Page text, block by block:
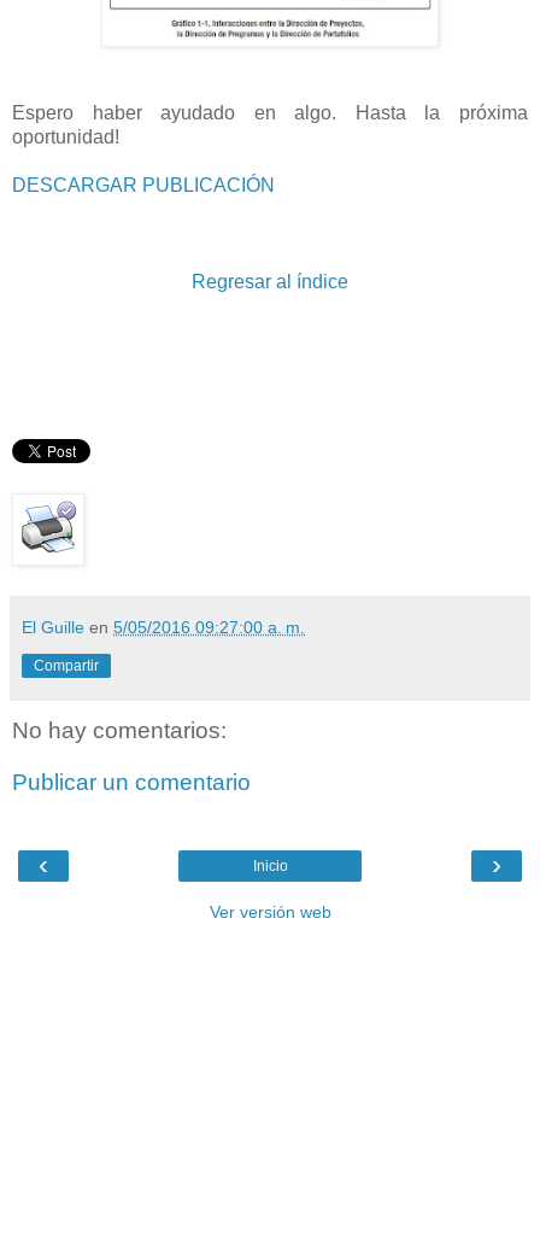
Espero haber ayudado en algo. Hasta la próxima
oportunidad!
DESCARGAR PUBLICACIÓN
Regresar al índice
El Guille en 5/05/2016 09:27:00 a. m.
Compartir
No hay comentarios:
Publicar un comentario
‹ ›
Inicio
Ver versión web